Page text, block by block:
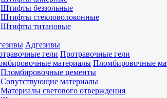
Штифты беззольные
Штифты стекловолоконные
Штифты титановые
Адгезивы
Протравочные гели
Пломбировочные
Пломбировочные цементы
Сопутствующие материалы
Материалы светового отверждения